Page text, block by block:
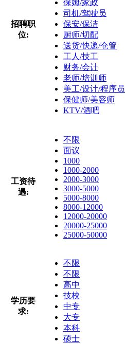
招聘职
位:
保姆/家政
司机/驾驶员
保安/保洁
厨师/切配
送货/快递/仓管
工人/技工
财务/会计
老师/培训师
美工/设计/程序员
保健师/美容师
KTV/酒吧
工资待
遇:
不限
面议
1000
1000-2000
2000-3000
3000-5000
5000-8000
8000-12000
12000-20000
20000-25000
25000-50000
学历要
求:
不限
不限
高中
技校
中专
大专
本科
硕士